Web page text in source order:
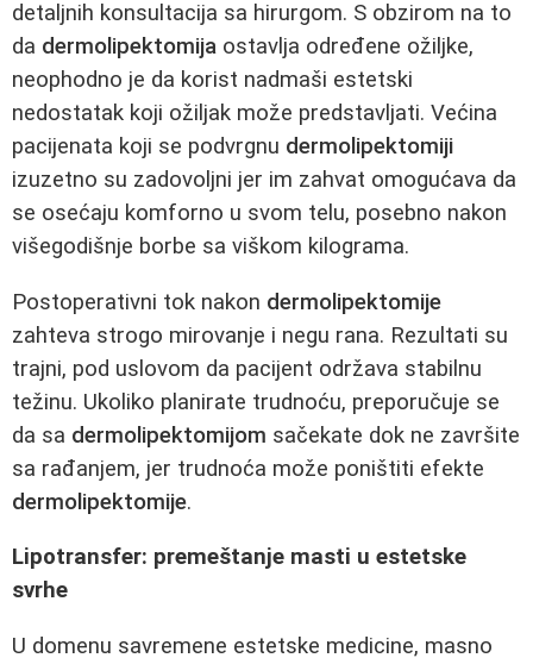
detaljnih konsultacija sa hirurgom. S obzirom na to
da dermolipektomija ostavlja određene ožiljke,
neophodno je da korist nadmaši estetski
nedostatak koji ožiljak može predstavljati. Većina
pacijenata koji se podvrgnu dermolipektomiji
izuzetno su zadovoljni jer im zahvat omogućava da
se osećaju komforno u svom telu, posebno nakon
višegodišnje borbe sa viškom kilograma.
Postoperativni tok nakon dermolipektomije
zahteva strogo mirovanje i negu rana. Rezultati su
trajni, pod uslovom da pacijent održava stabilnu
težinu. Ukoliko planirate trudnoću, preporučuje se
da sa dermolipektomijom sačekate dok ne završite
sa rađanjem, jer trudnoća može poništiti efekte
dermolipektomije.
Lipotransfer: premeštanje masti u estetske
svrhe
U domenu savremene estetske medicine, masno